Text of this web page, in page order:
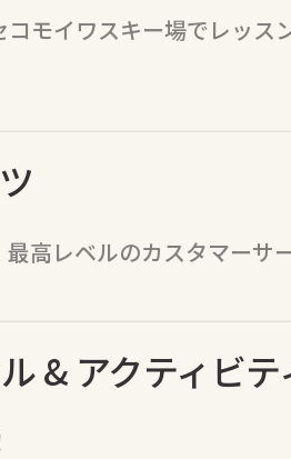
モイワスキー場でレッ
高レベルのカスタマーサ
& アクティビテ